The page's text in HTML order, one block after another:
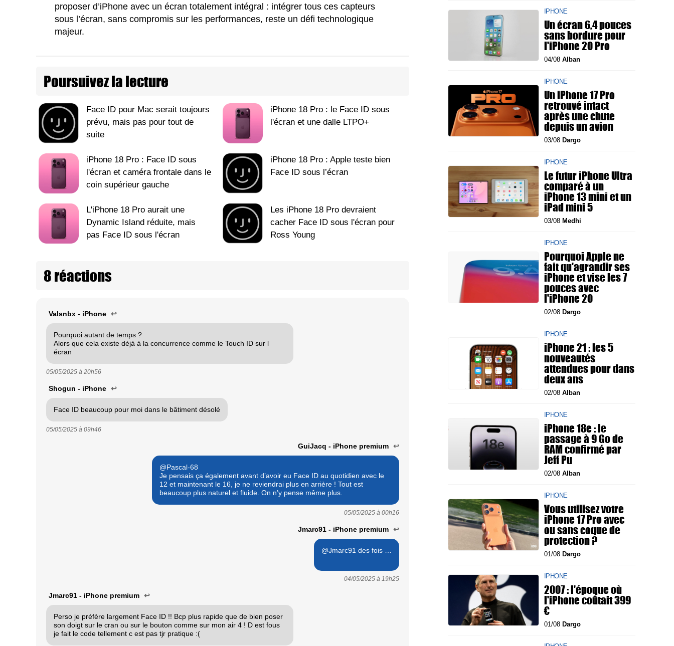
proposer d’iPhone avec un écran totalement intégral : intégrer tous ces capteurs
sous l’écran, sans compromis sur les performances, reste un défi technologique
majeur.
Poursuivez la lecture
Face ID pour Mac serait toujours
prévu, mais pas pour tout de
suite
iPhone 18 Pro : le Face ID sous
l'écran et une dalle LTPO+
iPhone 18 Pro : Face ID sous
l'écran et caméra frontale dans le
coin supérieur gauche
iPhone 18 Pro : Apple teste bien
Face ID sous l’écran
L'iPhone 18 Pro aurait une
Dynamic Island réduite, mais
pas Face ID sous l'écran
Les iPhone 18 Pro devraient
cacher Face ID sous l'écran pour
Ross Young
8 réactions
Valsnbx - iPhone ↩
Pourquoi autant de temps ?
Alors que cela existe déjà à la concurrence comme le Touch ID sur l
écran
05/05/2025 à 20h56
Shogun - iPhone ↩
Face ID beaucoup pour moi dans le bâtiment désolé
05/05/2025 à 09h46
GuiJacq - iPhone premium ↩
@Pascal-68
Je pensais ça également avant d’avoir eu Face ID au quotidien avec le
12 et maintenant le 16, je ne reviendrai plus en arrière ! Tout est
beaucoup plus naturel et fluide. On n’y pense même plus.
05/05/2025 à 00h16
Jmarc91 - iPhone premium ↩
@Jmarc91 des fois …
04/05/2025 à 19h25
Jmarc91 - iPhone premium ↩
Perso je préfère largement Face ID !! Bcp plus rapide que de bien poser
son doigt sur le cran ou sur le bouton comme sur mon air 4 ! D est fous
je fait le code tellement c est pas tjr pratique :(
IPHONE
Un écran 6,4 pouces
sans bordure pour
l'iPhone 20 Pro
04/08 Alban
IPHONE
Un iPhone 17 Pro
retrouvé intact
après une chute
depuis un avion
03/08 Dargo
IPHONE
Le futur iPhone Ultra
comparé à un
iPhone 13 mini et un
iPad mini 5
03/08 Medhi
IPHONE
Pourquoi Apple ne
fait qu'agrandir ses
iPhone et vise les 7
pouces avec
l'iPhone 20
02/08 Dargo
IPHONE
iPhone 21 : les 5
nouveautés
attendues pour dans
deux ans
02/08 Alban
IPHONE
iPhone 18e : le
passage à 9 Go de
RAM confirmé par
Jeff Pu
02/08 Alban
IPHONE
Vous utilisez votre
iPhone 17 Pro avec
ou sans coque de
protection ?
01/08 Dargo
IPHONE
2007 : l'époque où
l'iPhone coûtait 399
€
01/08 Dargo